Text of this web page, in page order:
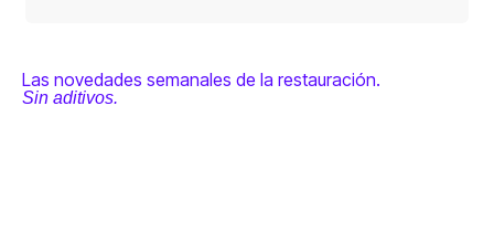
Las novedades semanales de la restauración.
Sin aditivos.